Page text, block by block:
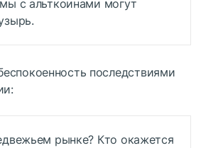
с альткоинами могут
последствиями
рынке? Кто окажется